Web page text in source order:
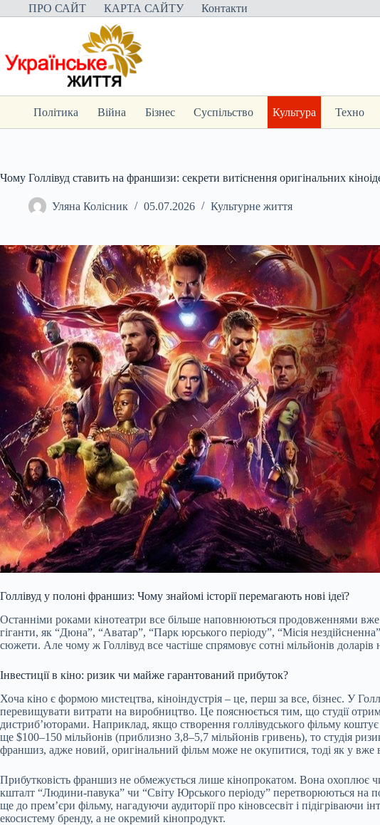
Перейти
до
ПРО САЙТ КАРТА САЙТУ Контакти
Політика Війна Бізнес Суспільство Культура Техно
Чому Голлівуд ставить на франшизи: секрети витіснення оригінальних
Уляна Колісник 05.07.2026 Культурне життя
Голлівуд у полоні франшиз: Чому знайомі історії перемагають нові ідеї?
Останніми роками кінотеатри все більше наповнюються продовженнями вже
гіганти, як “Дюна”, “Аватар”, “Парк юрського періоду”, “Місія
сюжети. Але чому ж Голлівуд все частіше спрямовує сотні мільйонів
Інвестиції в кіно: ризик чи майже гарантований прибуток?
Хоча кіно є формою мистецтва, кіноіндустрія – це, перш за все, бізнес. У
перевищувати витрати на виробництво. Це пояснюється тим, що студії
дистриб’юторами. Наприклад, якщо створення голлівудського фільму
ще $100–150 мільйонів (приблизно 3,8–5,7 мільйонів гривень), то студія
франшиз, адже новий, оригінальний фільм може не окупитися, тоді як у вже
Прибутковість франшиз не обмежується лише кінопрокатом. Вона охоплює
кшталт “Людини-павука” чи “Світу Юрського періоду” перетворюються на
ще до прем’єри фільму, нагадуючи аудиторії про кіновсесвіт і
екосистему бренду, а не окремий кінопродукт.